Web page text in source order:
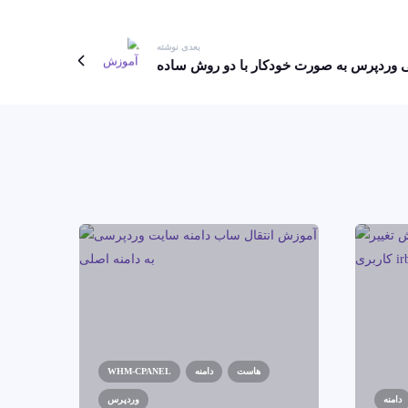
بعدی نوشته
وردپرس به صورت خودکار با دو روش ساده
WHM-CPANEL دامنه هاست
وردپرس دامنه